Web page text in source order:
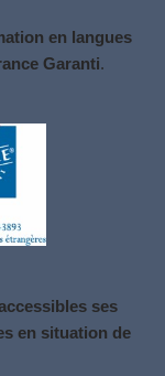
en langues
Garanti.
ses
en situation de